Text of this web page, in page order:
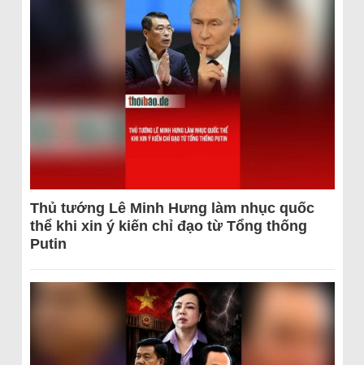
Thủ tướng Lê Minh Hưng làm nhục quốc
thể khi xin ý kiến chỉ đạo từ Tổng thống
Putin